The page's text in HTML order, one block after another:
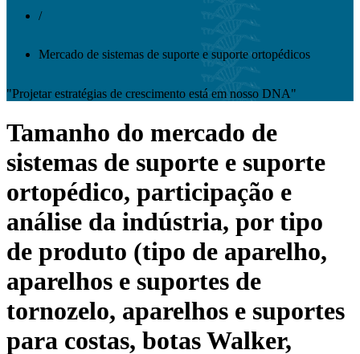
/
Mercado de sistemas de suporte e suporte ortopédicos
"Projetar estratégias de crescimento está em nosso DNA"
Tamanho do mercado de
sistemas de suporte e suporte
ortopédico, participação e
análise da indústria, por tipo
de produto (tipo de aparelho,
aparelhos e suportes de
tornozelo, aparelhos e suportes
para costas, botas Walker,